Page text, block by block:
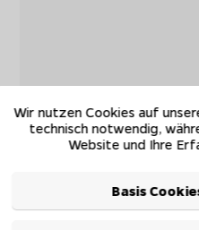
Wir nutzen Cookies auf
technisch notwendig,
Website und Ihre
Basis